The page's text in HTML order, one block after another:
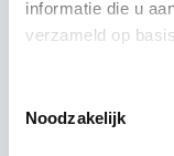
informatie die u
verzameld op
Noodzakelijk